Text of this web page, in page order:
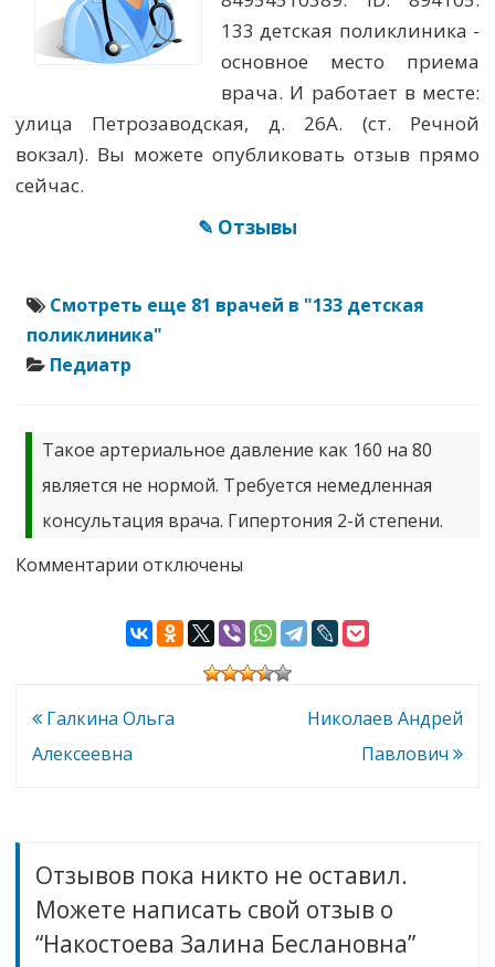
133 детская поликлиника -
основное место приема
врача. И работает в месте:
улица Петрозаводская, д. 26А. (ст. Речной
вокзал). Вы можете опубликовать отзыв прямо
сейчас.
✎ Отзывы
Смотреть еще 81 врачей в "133 детская
поликлиника"
Педиатр
Такое артериальное давление как 160 на 80
является не нормой. Требуется немедленная
консультация врача. Гипертония 2-й степени.
Комментарии к
Залина
Беслановна
отключены
Навигация
по
Галкина Ольга
Алексеевна
Николаев Андрей
Павлович
Отзывов пока никто не оставил.
Можете написать свой отзыв о
“Накостоева Залина Беслановна”